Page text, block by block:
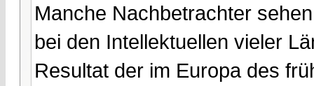
Manche Nachbetrachter
bei den Intellektuellen vieler
Resultat der im Europa des